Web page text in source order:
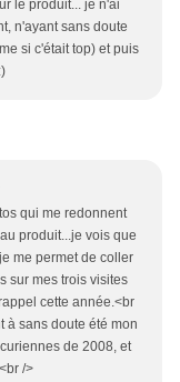
le produit... je n'ai
n'ayant sans doute
si c'était top) et puis
qui me redonnent
produit...je vois que
me permet de coller
sur mes trois visites
cette année.<br
à sans doute été mon
de 2008, et
/>